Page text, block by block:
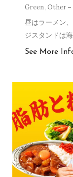
Green,Other
昼はラーメン
ジスタンドは
See More